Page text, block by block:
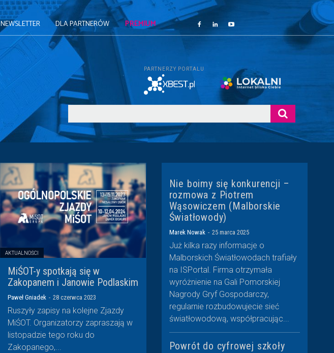
NEWSLETTER DLA PARTNERÓW PREMIUM
PARTNERZY PORTALU
AKTUALNOŚCI
MiŚOT-y spotkają się w
Zakopanem i Janowie Podlaskim
Paweł Gniadek - 28 czerwca 2023
Ruszyły zapisy na kolejne Zjazdy
MiŚOT. Organizatorzy zapraszają w
listopadzie tego roku do
Zakopanego,...
Nie boimy się konkurencji –
rozmowa z Piotrem
Wąsowiczem (Malborskie
Światłowody)
Marek Nowak - 25 marca 2025
Już kilka razy informacje o
Malborskich Światłowodach trafiały
na ISPortal. Firma otrzymała
wyróżnienie na Gali Pomorskiej
Nagrody Gryf Gospodarczy,
regularnie rozbudowujecie sieć
światłowodową, współpracując...
Powrót do cyfrowej szkoły